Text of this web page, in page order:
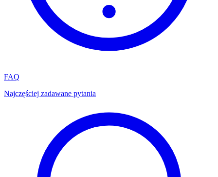
FAQ
Najczęściej zadawane pytania